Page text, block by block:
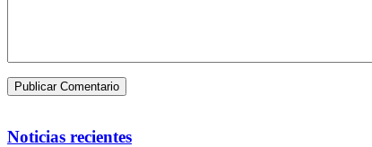
Noticias recientes